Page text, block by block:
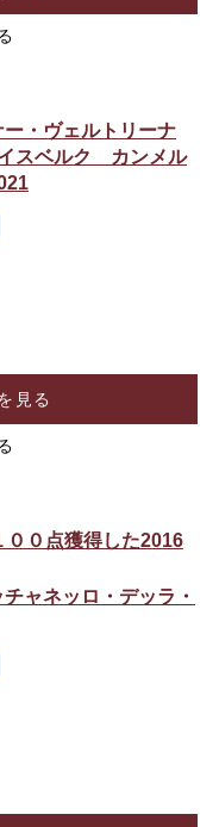
・ヴェルトリーナ
スベルク カンメル
見る
００点獲得した2016
ャネッロ・デッラ・